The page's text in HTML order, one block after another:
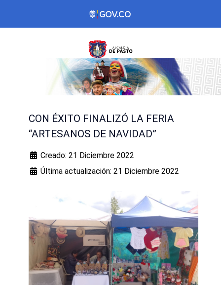
CON ÉXITO FINALIZÓ LA FERIA
“ARTESANOS DE NAVIDAD”
Creado: 21 Diciembre 2022
Última actualización: 21 Diciembre 2022